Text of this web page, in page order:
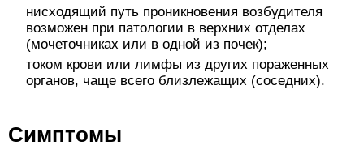
нисходящий путь проникновения возбудителя
возможен при патологии в верхних отделах
(мочеточниках или в одной из почек);
током крови или лимфы из других пораженных
органов, чаще всего близлежащих (соседних).
Симптомы